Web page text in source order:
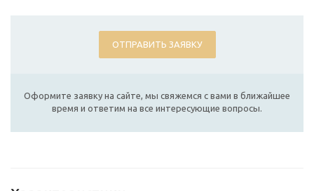
ОТПРАВИТЬ ЗАЯВКУ
Оформите заявку на сайте, мы свяжемся с вами в ближайшее
время и ответим на все интересующие вопросы.